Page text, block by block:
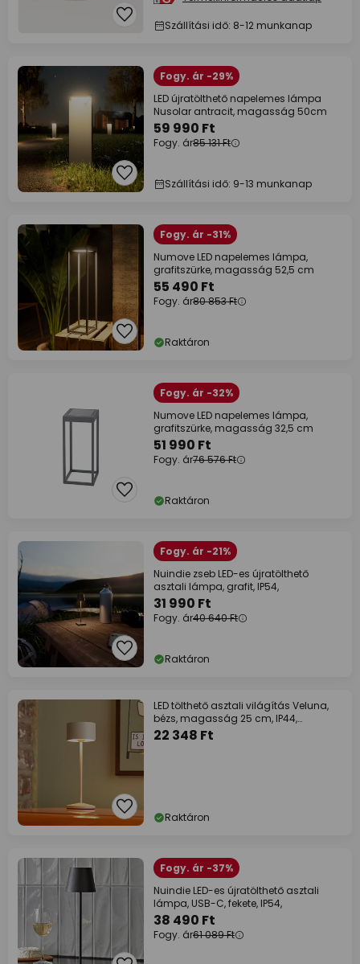
Szállítási idő: 8-12 munkanap
Fogy. ár -29%
LED újratölthető napelemes lámpa
Nusolar antracit, magasság 50cm
59 990 Ft
Fogy. ár85 131 Ft
Szállítási idő: 9-13 munkanap
Fogy. ár -31%
Numove LED napelemes lámpa,
grafitszürke, magasság 52,5 cm
55 490 Ft
Fogy. ár80 853 Ft
Raktáron
Fogy. ár -32%
Numove LED napelemes lámpa,
grafitszürke, magasság 32,5 cm
51 990 Ft
Fogy. ár76 576 Ft
Raktáron
Fogy. ár -21%
Nuindie zseb LED-es újratölthető
asztali lámpa, grafit, IP54,
31 990 Ft
Fogy. ár40 640 Ft
Raktáron
LED tölthető asztali világítás Veluna,
bézs, magasság 25 cm, IP44,
dimmelhető
22 348 Ft
Raktáron
Fogy. ár -37%
Nuindie LED-es újratölthető asztali
lámpa, USB-C, fekete, IP54,
38 490 Ft
Fogy. ár61 089 Ft